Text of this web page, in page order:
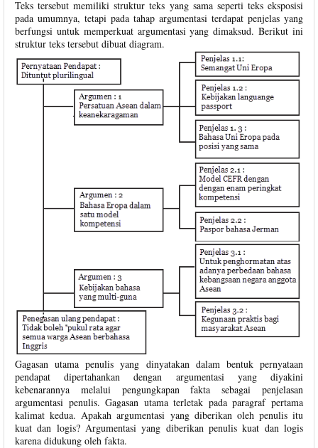
Teks tersebut memiliki struktur teks yang sama seperti teks eksposisi
pada umumnya, tetapi pada tahap argumentasi terdapat penjelas yang
berfungsi untuk memperkuat argumentasi yang dimaksud. Berikut ini
struktur teks tersebut dibuat diagram.
Gagasan utama penulis yang dinyatakan dalam bentuk pernyataan
pendapat dipertahankan dengan argumentasi yang diyakini
kebenarannya melalui pengungkapan fakta sebagai penjelasan
argumentasi penulis. Gagasan utama terletak pada paragraf pertama
kalimat kedua. Apakah argumentasi yang diberikan oleh penulis itu
kuat dan logis? Argumentasi yang diberikan penulis kuat dan logis
karena didukung oleh fakta.